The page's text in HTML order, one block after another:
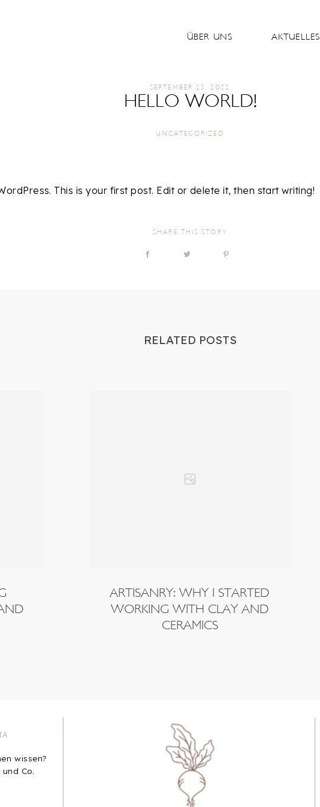
ÜBER UNS AKTUELLES
SEPTEMBER 23, 2022
HELLO WORLD!
UNCATEGORIZED
This is your first post. Edit or delete it, then start writing!
SHARE THIS STORY
RELATED POSTS
ARTISANRY: WHY I STARTED
WORKING WITH CLAY AND
CERAMICS
wissen?
Co.
AKTUELLES
KONTAKT